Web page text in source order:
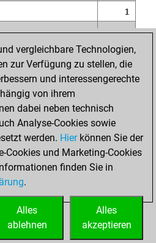
1
0
2
0
0
0
vergleichbare Technologien,
zur Verfügung zu stellen, die
und interessengerechte
von ihrem
dabei neben technisch
Analyse-Cookies sowie
werden. Hierkönnen Sie der
Cookies und Marketing-Cookies
finden Sie in
.
Alles
akzeptieren
Alles
ablehnen